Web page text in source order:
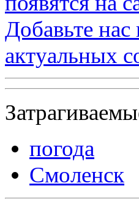
Добавьте
актуальных
погода
Смоленск